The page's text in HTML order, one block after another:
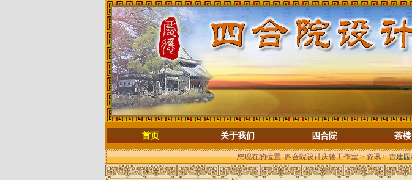
首页 关于我们 四合院 茶
您现在的位置:四合院设计庆德工作室>资讯>古建